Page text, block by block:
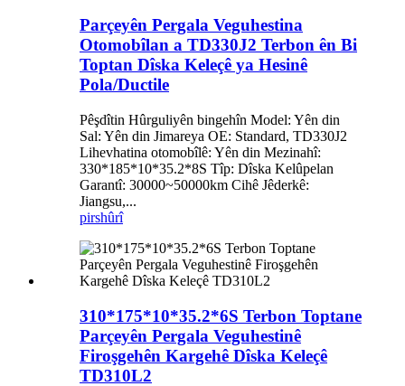
Parçeyên Pergala Veguhestina
Otomobîlan a TD330J2 Terbon ên Bi
Toptan Dîska Keleçê ya Hesinê
Pola/Ductile
Pêşdîtin Hûrguliyên bingehîn Model: Yên din
Sal: Yên din Jimareya OE: Standard, TD330J2
Lihevhatina otomobîlê: Yên din Mezinahî:
330*185*10*35.2*8S Tîp: Dîska Kelûpelan
Garantî: 30000~50000km Cihê Jêderkê:
Jiangsu,...
pirshûrî
310*175*10*35.2*6S Terbon Toptane
Parçeyên Pergala Veguhestinê
Firoşgehên Kargehê Dîska Keleçê
TD310L2